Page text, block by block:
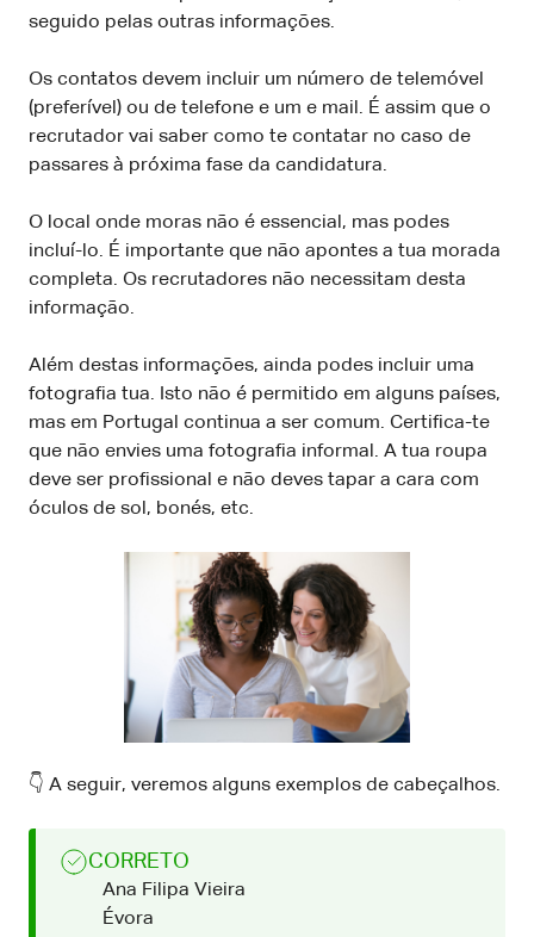
seguido pelas outras informações.
Os contatos devem incluir um número de telemóvel
(preferível) ou de telefone e um e mail. É assim que o
recrutador vai saber como te contatar no caso de
passares à próxima fase da candidatura.
O local onde moras não é essencial, mas podes
incluí-lo. É importante que não apontes a tua morada
completa. Os recrutadores não necessitam desta
informação.
Além destas informações, ainda podes incluir uma
fotografia tua. Isto não é permitido em alguns países,
mas em Portugal continua a ser comum. Certifica-te
que não envies uma fotografia informal. A tua roupa
deve ser profissional e não deves tapar a cara com
óculos de sol, bonés, etc.
👇 A seguir, veremos alguns exemplos de cabeçalhos.
CORRETO
Ana Filipa Vieira
Évora